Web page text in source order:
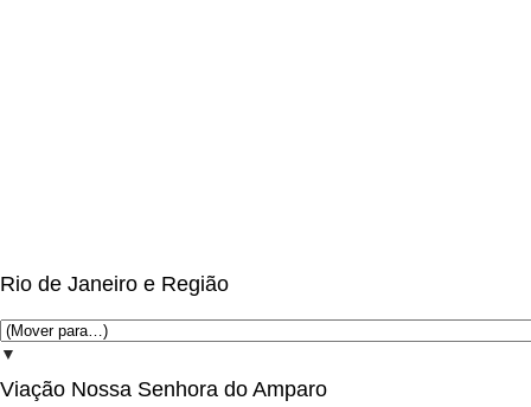
Rio de Janeiro e Região
▼
Viação Nossa Senhora do Amparo